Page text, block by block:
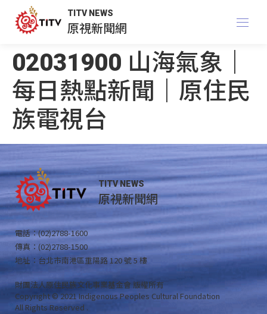
TITV NEWS
原視新聞網
02031900 山海氣象｜
每日熱點新聞｜原住民
族電視台
TITV NEWS
原視新聞網
電話：(02)2788-1600
傳真：(02)2788-1500
地址：台北市南港區重陽路 120 號 5 樓
財團法人原住民族文化事業基金會 版權所有
Copyright © 2021 Indigenous Peoples Cultural Foundation
All Rights Reserved .